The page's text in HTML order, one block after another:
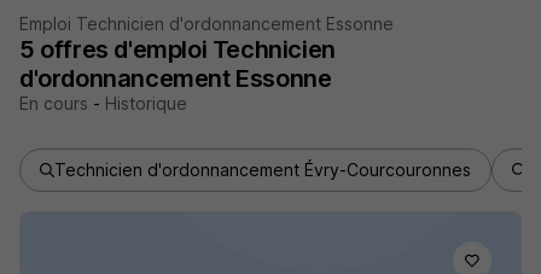
Emploi Technicien d'ordonnancement Essonne
5 offres d'emploi Technicien
d'ordonnancement Essonne
En cours - Historique
Technicien d'ordonnancement Évry-Courcouronnes